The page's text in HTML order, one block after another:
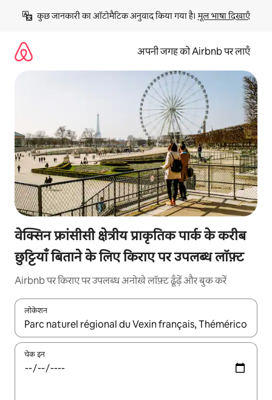
छोड़कर
कॉन्टेंट
कुछ जानकारी का ऑटोमैटिक अनुवाद किया गया है। मूल भाषा दिखाएँ
अपनी जगह को Airbnb पर लाएँ
वेक्सिन फ्रांसीसी क्षेत्रीय प्राकृतिक पार्क के करीब
छुट्टियाँ बिताने के लिए किराए पर उपलब्ध लॉफ़्ट
Airbnb पर किराए पर उपलब्ध अनोखे लॉफ़्ट ढूँढ़ें और बुक करें
लोकेशन
नतीजों के उपलब्ध होने पर, अप और डाउन 'ऐरो की' का इस्तेमाल करके नेविगेट
चेक इन